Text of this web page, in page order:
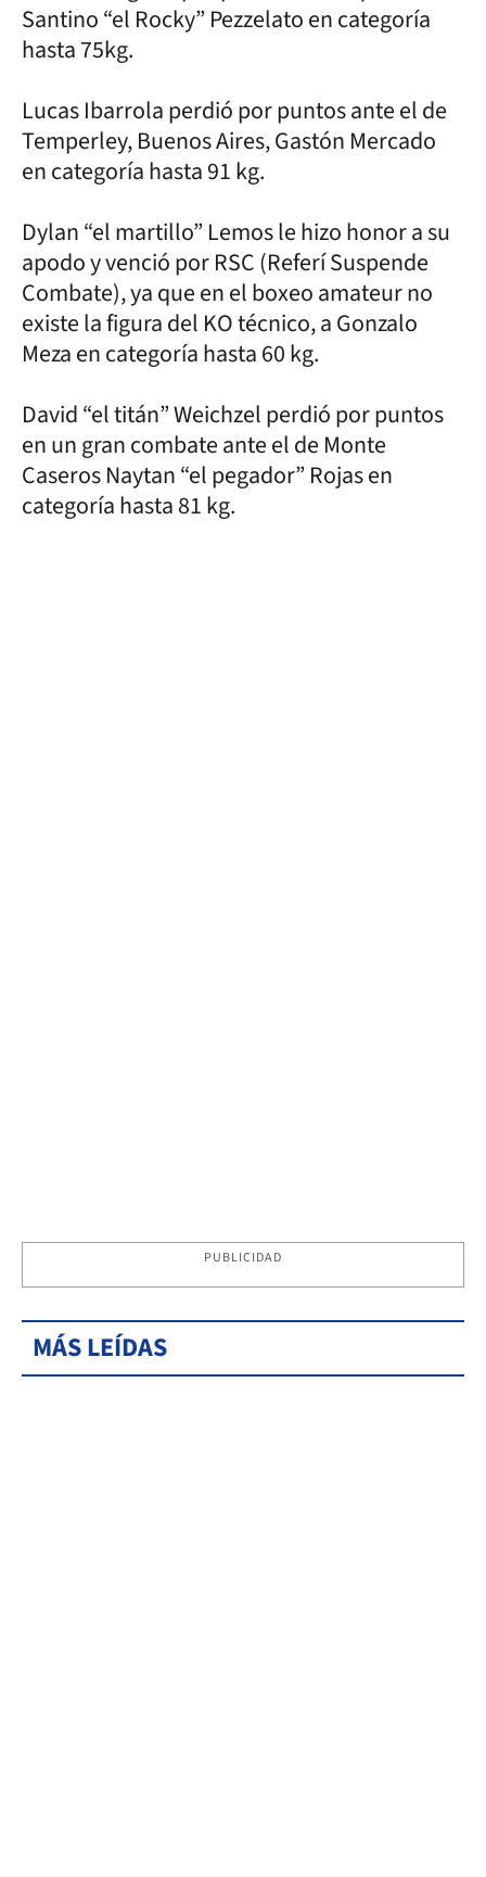
Santino “el Rocky” Pezzelato en categoría
hasta 75kg.
Lucas Ibarrola perdió por puntos ante el de
Temperley, Buenos Aires, Gastón Mercado
en categoría hasta 91 kg.
Dylan “el martillo” Lemos le hizo honor a su
apodo y venció por RSC (Referí Suspende
Combate), ya que en el boxeo amateur no
existe la figura del KO técnico, a Gonzalo
Meza en categoría hasta 60 kg.
David “el titán” Weichzel perdió por puntos
en un gran combate ante el de Monte
Caseros Naytan “el pegador” Rojas en
categoría hasta 81 kg.
PUBLICIDAD
MÁS LEÍDAS